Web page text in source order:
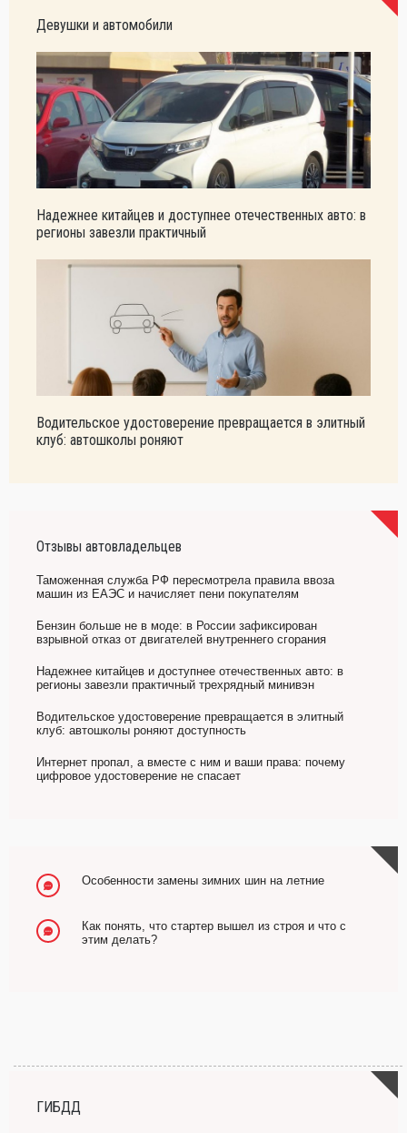
Девушки и автомобили
Надежнее китайцев и доступнее отечественных авто: в
регионы завезли практичный
Водительское удостоверение превращается в элитный
клуб: автошколы роняют
Отзывы автовладельцев
Таможенная служба РФ пересмотрела правила ввоза
машин из ЕАЭС и начисляет пени покупателям
Бензин больше не в моде: в России зафиксирован
взрывной отказ от двигателей внутреннего сгорания
Надежнее китайцев и доступнее отечественных авто: в
регионы завезли практичный трехрядный минивэн
Водительское удостоверение превращается в элитный
клуб: автошколы роняют доступность
Интернет пропал, а вместе с ним и ваши права: почему
цифровое удостоверение не спасает
Особенности замены зимних шин на летние
Как понять, что стартер вышел из строя и что с
этим делать?
ГИБДД